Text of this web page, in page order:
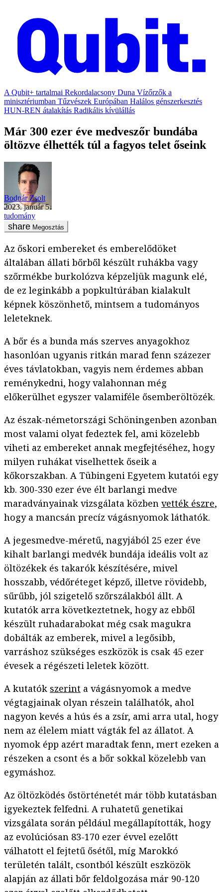
A Qubit+ tartalmai Rekordalacsony Duna Vízőrzők a
minisztériumban Tűzvészek Európában Halálos génszerkesztés
HUN-REN átalakítás Radikális kívülállás
Már 300 ezer éve medveszőr bundába
öltözve élhették túl a fagyos telet őseink
Bodnár Zsolt
2023. január 5.
tudomány
Megosztás
Az őskori embereket és emberelődöket
általában állati bőrből készült ruhákba vagy
szőrmékbe burkolózva képzeljük magunk elé,
de ez leginkább a popkultúrában kialakult
képnek köszönhető, mintsem a tudományos
leleteknek.
A bőr és a bunda más szerves anyagokhoz
hasonlóan ugyanis ritkán marad fenn százezer
éves távlatokban, vagyis nem érdemes abban
reménykedni, hogy valahonnan még
előkerülhet egyszer valamiféle ősemberöltözék.
Az észak-németországi Schöningenben azonban
most valami olyat fedeztek fel, ami közelebb
viheti az embereket annak megfejtéséhez, hogy
milyen ruhákat viselhettek őseik a
kőkorszakban. A Tübingeni Egyetem kutatói egy
kb. 300-330 ezer éve élt barlangi medve
maradványainak vizsgálata közben vették észre,
hogy a mancsán precíz vágásnyomok láthatók.
A jegesmedve-méretű, nagyjából 25 ezer éve
kihalt barlangi medvék bundája ideális volt az
öltözékek és takarók készítésére, mivel
hosszabb, védőréteget képző, illetve rövidebb,
sűrűbb, jól szigetelő szőrszálakból állt. A
kutatók arra következtetnek, hogy az ebből
készült ruhadarabokat még csak magukra
dobálták az emberek, mivel a legősibb,
varráshoz szükséges eszközök is csak 45 ezer
évesek a régészeti leletek között.
A kutatók szerint a vágásnyomok a medve
végtagjainak olyan részein találhatók, ahol
nagyon kevés a hús és a zsír, ami arra utal, hogy
nem az élelem miatt vágták fel az állatot. A
nyomok épp azért maradtak fenn, mert ezeken a
részeken a csont és a bőr sokkal közelebb van
egymáshoz.
Az öltözködés őstörténetét már több kutatásban
igyekeztek felfedni. A ruhatetű genetikai
vizsgálata során például megállapították, hogy
az evolúciósan 83-170 ezer évvel ezelőtt
válhatott el fejtetű ősétől, míg Marokkó
területén talált, csontból készült eszközök
alapján az állati bőr feldolgozása már 90-120